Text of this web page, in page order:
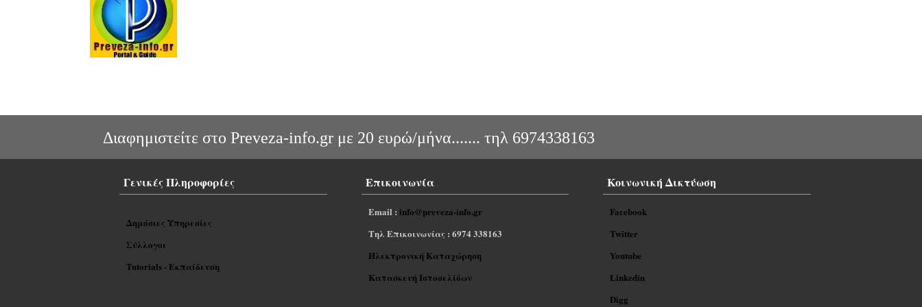
Διαφημιστείτε στο Preveza-info.gr με 20 ευρώ/μήνα....... τηλ 6974338163
Γενικές Πληροφορίες
Δημόσιες Υπηρεσίες
Σύλλογοι
Tutorials - Εκπαίδευση
Επικοινωνία
Email : info@preveza-info.gr
Tηλ Επικοινωνίας : 6974 338163
Ηλεκτρονική Καταχώρηση
Κατασκευή Ιστοσελίδων
Κοινωνική Δικτύωση
Facebook
Twitter
Youtube
Linkedin
Digg